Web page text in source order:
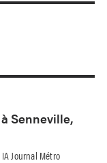
Senneville,
Journal Métro